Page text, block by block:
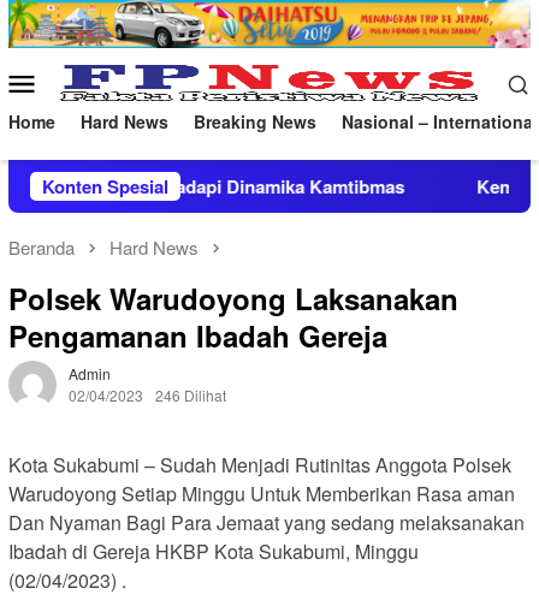
Loncat
ke
Menu
Mobile
Home Hard News Breaking News Nasional – International
Konten Spesial
Kamtibmas Kembangkan Basket 3×3 Menuju
Beranda Hard News
Polsek Warudoyong Laksanakan
Pengamanan Ibadah Gereja
Admin
02/04/2023
246 Dilihat
Kota Sukabumi – Sudah Menjadi Rutinitas Anggota Polsek
Warudoyong Setiap Minggu Untuk Memberikan Rasa aman
Dan Nyaman Bagi Para Jemaat yang sedang melaksanakan
Ibadah di Gereja HKBP Kota Sukabumi, Minggu
(02/04/2023) .